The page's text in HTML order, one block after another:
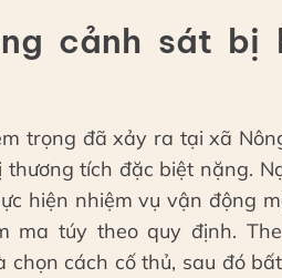
cảnh sát bị
trọng đã xảy ra tại xã
tích đặc biệt nặng.
hiện nhiệm vụ vận động
ma túy theo quy định.
chọn cách cố thủ, sau đó